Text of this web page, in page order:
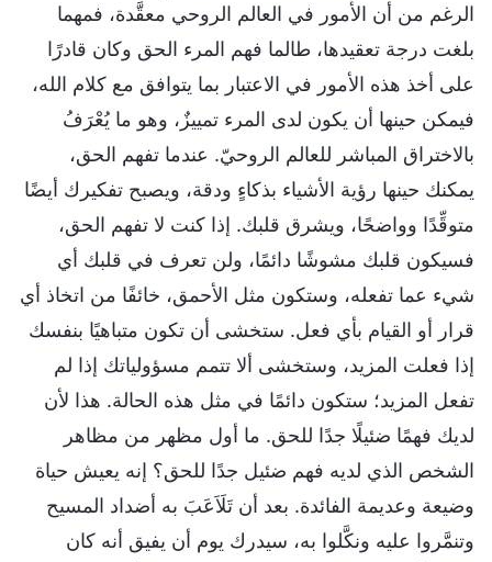
الرغم من أن الأمور في العالم الروحي معقَّدة، فمهما
بلغت درجة تعقيدها، طالما فهم المرء الحق وكان قادرًا
على أخذ هذه الأمور في الاعتبار بما يتوافق مع كلام الله،
فيمكن حينها أن يكون لدى المرء تمييزٌ، وهو ما يُعْرَفُ
بالاختراق المباشر للعالم الروحيّ. عندما تفهم الحق،
يمكنك حينها رؤية الأشياء بذكاءٍ ودقة، ويصبح تفكيرك أيضًا
متوقِّدًا وواضحًا، ويشرق قلبك. إذا كنت لا تفهم الحق،
فسيكون قلبك مشوشًا دائمًا، ولن تعرف في قلبك أي
شيء عما تفعله، وستكون مثل الأحمق، خائفًا من اتخاذ أي
قرار أو القيام بأي فعل. ستخشى أن تكون متباهيًا بنفسك
إذا فعلت المزيد، وستخشى ألا تتمم مسؤولياتك إذا لم
تفعل المزيد؛ ستكون دائمًا في مثل هذه الحالة. هذا لأن
لديك فهمًا ضئيلًا جدًا للحق. ما أول مظهر من مظاهر
الشخص الذي لديه فهم ضئيل جدًا للحق؟ إنه يعيش حياة
وضيعة وعديمة الفائدة. بعد أن تَلَاَعَبَ به أضداد المسيح
وتنمَّروا عليه ونكَّلوا به، سيدرك يوم أن يفيق أنه كان